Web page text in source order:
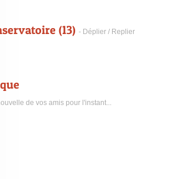
(13) - Déplier / Replier
de vos amis pour l'instant...